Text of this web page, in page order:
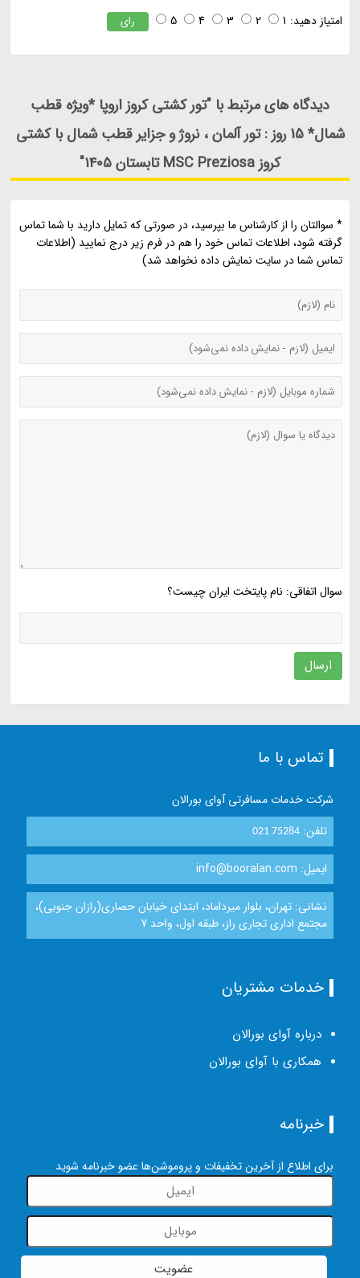
امتیاز دهید: 1
2
3
4
5 رای
دیدگاه های مرتبط با "تور کشتی کروز اروپا *ویژه قطب
شمال* 15 روز : تور آلمان ، نروژ و جزایر قطب شمال با کشتی
کروز MSC Preziosa تابستان ۱۴۰۵"
* سوالتان را از کارشناس ما بپرسید، در صورتی که تمایل دارید با شما تماس
گرفته شود، اطلاعات تماس خود را هم در فرم زیر درج نمایید (اطلاعات
تماس شما در سایت نمایش داده نخواهد شد)
سوال اتفاقی: نام پایتخت ایران چیست؟
ارسال
تماس با ما
شرکت خدمات مسافرتی آوای بورالان
تلفن:021 75284
ایمیل: info@booralan.com
نشانی: تهران، بلوار میرداماد، ابتدای خیابان حصاری(رازان جنوبی)،
مجتمع اداری تجاری راز، طبقه اول، واحد 7
خدمات مشتریان
درباره آوای بورالان
همکاری با آوای بورالان
خبرنامه
برای اطلاع از آخرین تخفیفات و پروموشن‌ها عضو خبرنامه شوید
عضویت